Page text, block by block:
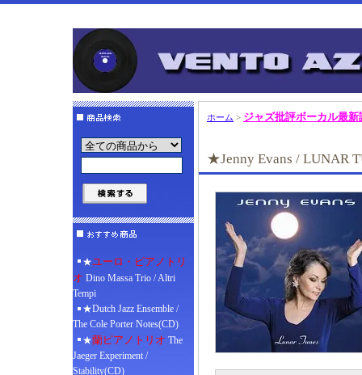
★ユーロ・ピアノトリ
オ Dino Massa Trio / Altri
Tempi
★Dutch Jazz Ensemble /
The Cole Porter Notes(CD)
★蘭ピアノトリオ The
Jaeger Experiment /
Stability(CD)
ホーム > ジャズ批評ボーカル最新
★Jenny Evans / LUNAR